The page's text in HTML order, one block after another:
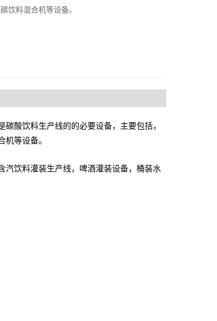
饮料混合机等设备。
酸饮料生产线的的必要设备，主要包括，
等设备。
汽饮料灌装生产线，啤酒灌装设备，桶装水